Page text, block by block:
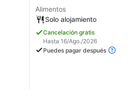
Alimentos
Solo alojamiento
Cancelación gratis
Hasta 16/Ago./2026
Puedes pagar después